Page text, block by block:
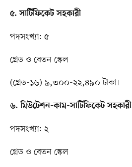
৫. সার্টিফিকেট সহকারী
পদসংখ্যা: ৫
গ্রেড ও বেতন স্কেল
(গ্রেড-১৬) ৯,৩০০-২২,৪৯০ টাকা।
৬. মিউটেশন-কাম-সার্টিফিকেট সহকারী
পদসংখ্যা: ২
গ্রেড ও বেতন স্কেল